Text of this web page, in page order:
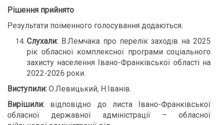
Рішення прийнято
Результати поіменного голосування додаються.
Слухали: В.Лемчака про перелік заходів на 2025
рік обласної комплексної програми соціального
захисту населення Івано-Франківської області на
2022-2026 роки.
Виступили: О.Левицький, Н.Іванів.
Вирішили: відповідно до листа Івано-Франківської
обласної державної адміністрації – обласної